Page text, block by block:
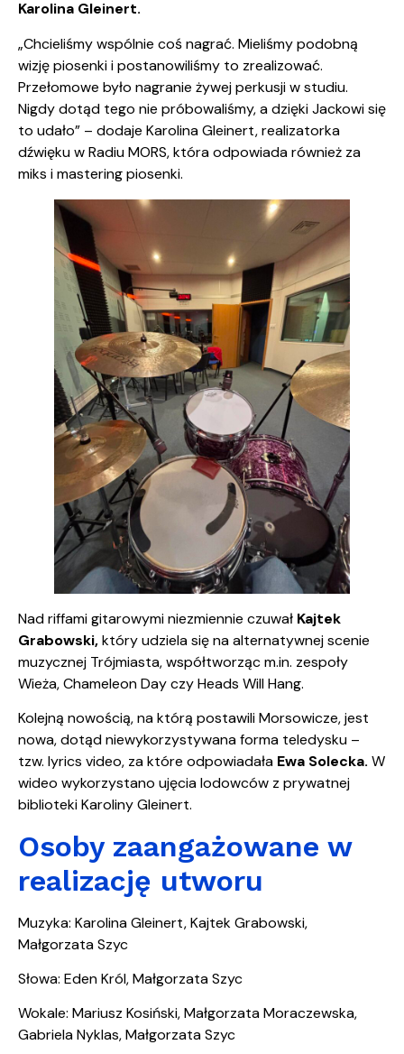
Karolina Gleinert.
„Chcieliśmy wspólnie coś nagrać. Mieliśmy podobną
wizję piosenki i postanowiliśmy to zrealizować.
Przełomowe było nagranie żywej perkusji w studiu.
Nigdy dotąd tego nie próbowaliśmy, a dzięki Jackowi się
to udało” – dodaje Karolina Gleinert, realizatorka
dźwięku w Radiu MORS, która odpowiada również za
miks i mastering piosenki.
Nad riffami gitarowymi niezmiennie czuwał Kajtek
Grabowski,który udziela się na alternatywnej scenie
muzycznej Trójmiasta, współtworząc m.in. zespoły
Wieża, Chameleon Day czy Heads Will Hang.
Kolejną nowością, na którą postawili Morsowicze, jest
nowa, dotąd niewykorzystywana forma teledysku –
tzw. lyrics video, za które odpowiadała Ewa Solecka. W
wideo wykorzystano ujęcia lodowców z prywatnej
biblioteki Karoliny Gleinert.
Osoby zaangażowane w
realizację utworu
Muzyka: Karolina Gleinert, Kajtek Grabowski,
Małgorzata Szyc
Słowa: Eden Król, Małgorzata Szyc
Wokale: Mariusz Kosiński, Małgorzata Moraczewska,
Gabriela Nyklas, Małgorzata Szyc